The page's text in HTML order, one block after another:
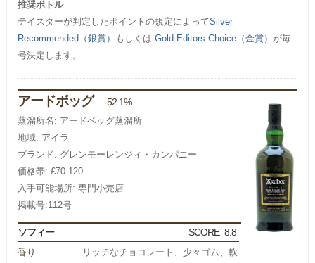
推奨ボトル
テイスターが判定したポイントの規定によってSilver
Recommended（銀賞）
もしくは Gold Editors Choice（金賞） が毎
号決定します。
アードボッグ 52.1%
蒸溜所名: アードベッグ蒸溜所
地域: アイラ
ブランド: グレンモーレンジィ・カンパニー
価格帯: £70-120
入手可能場所: 専門小売店
掲載号:112号
ソフィー SCORE 8.8
香り
リッチなチョコレート、少々ゴム、軟